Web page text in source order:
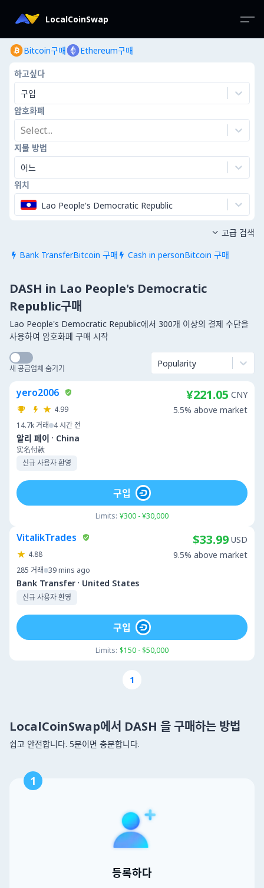
LocalCoinSwap
Bitcoin구매 Ethereum구매
하고싶다
구입
암호화폐
Select...
지불 방법
어느
위치
Lao People's Democratic Republic
 Bank TransferBitcoin 구매  Cash in personBitcoin 구매
 고급 검색
DASH in Lao People's Democratic
Republic구매
Lao People's Democratic Republic에서 300개 이상의 결제 수단을
사용하여 암호화폐 구매 시작
새 공급업체 숨기기 Popularity
yero2006
4.99
14.7k 거래 4 시간 전
알리 페이 · China
实名付款
신규 사용자 환영
¥221.05 CNY
5.5% above market
Limits: ¥300 - ¥30,000
구입
VitalikTrades
4.88
285 거래 39 mins ago
Bank Transfer · United States
신규 사용자 환영
$33.99 USD
9.5% above market
Limits: $150 - $50,000
구입
1
LocalCoinSwap에서 DASH 을 구매하는 방법
쉽고 안전합니다. 5분이면 충분합니다.
1
등록하다